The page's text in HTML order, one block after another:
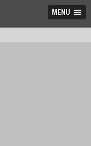
MENU